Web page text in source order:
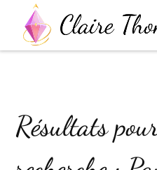
Résultats